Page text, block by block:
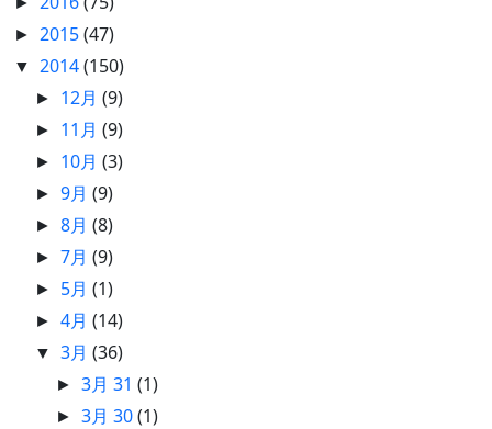
► 2015(47)
▼ 2014(150)
► 12月(9)
► 11月(9)
► 10月(3)
►9月(9)
►8月(8)
►7月(9)
► 5月(1)
►4月(14)
▼3月(36)
►3月 31(1)
►3月 30(1)